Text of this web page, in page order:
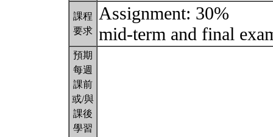
課程
要求
Assignment: 30%
mid-term and final
預期
每週
課前
或/與
課後
學習